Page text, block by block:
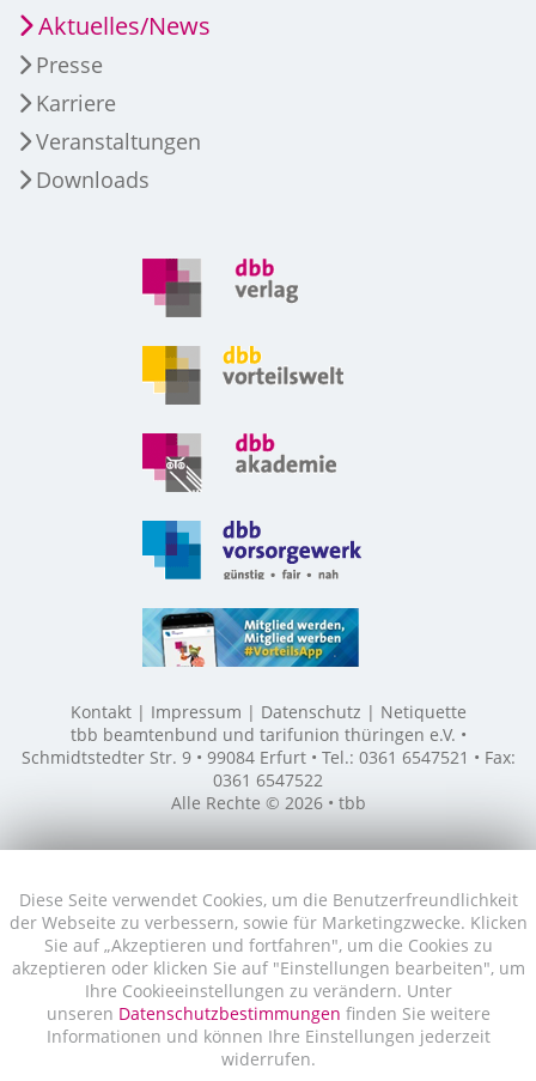
Diese Seite verwendet Cookies, um die Benutzerfreundlichkeit
der Webseite zu verbessern, sowie für Marketingzwecke. Klicken
Sie auf „Akzeptieren und fortfahren", um die Cookies zu
akzeptieren oder klicken Sie auf "Einstellungen bearbeiten", um
Ihre Cookieeinstellungen zu verändern. Unter
unseren Datenschutzbestimmungen finden Sie weitere
Informationen und können Ihre Einstellungen jederzeit
widerrufen.
Aktuelles/News
Presse
Karriere
Veranstaltungen
Downloads
Kontakt Impressum Datenschutz
Netiquette
tbb beamtenbund und tarifunion thüringen e.V. •
Schmidtstedter Str. 9 • 99084 Erfurt • Tel.: 0361 6547521 • Fax:
0361 6547522
Alle Rechte © 2026 • tbb